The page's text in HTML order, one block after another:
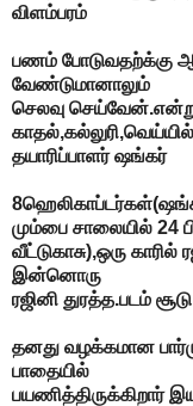
விளம்பரம்
பணம் போடுவதற்க்கு
வேண்டுமானாலும்
செலவு செய்வேன்.என்று
தயாரிப்பாளர் ஷங்கர்
மும்பை சாலையில் 24
வீட்டுகாசு),ஒரு
இன்னொரு
ரஜினி துரத்த.படம் சூடு
தனது வழக்கமான
பாதையில்
பயணித்திருக்கிறார்